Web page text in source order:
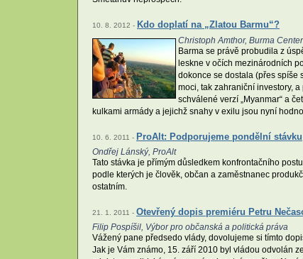
10. 8. 2012 - Kdo doplatí na „Zlatou Barmu“?
Christoph Amthor, Burma
Barma se právě probudila z
leskne v očích mezinárodních
dokonce se dostala (přes spíše
moci, tak zahraniční investory,
schválené verzí „Myanmar“ a
kulkami armády a jejichž snahy v exilu jsou nyní
10. 6. 2011 - ProAlt: Podporujeme pondělní stávku
Ondřej Lánský, ProAlt
Tato stávka je přímým důsledkem konfrontačního
podle kterých je člověk, občan a zaměstnanec
ostatním.
21. 1. 2011 - Otevřený dopis premiéru Petru
Filip Pospíšil, Výbor pro občanská a politická práva
Vážený pane předsedo vlády, dovolujeme si tímto
Jak je Vám známo, 15. září 2010 byl vládou odvolán